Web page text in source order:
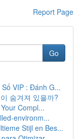
Report Page
Go
VIP : Đánh G...
숨겨져 있을까?
Compl...
environm...
Stijl en Bes...